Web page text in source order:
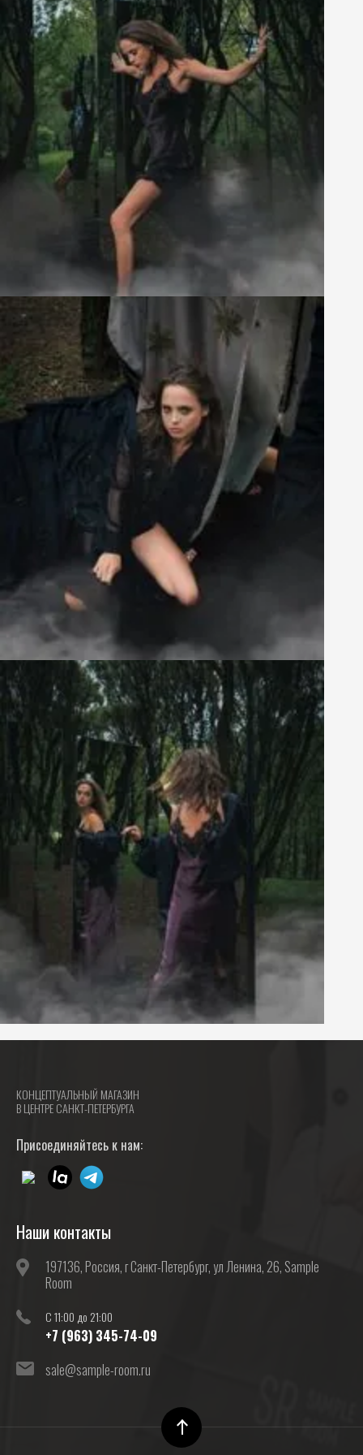
КОНЦЕПТУАЛЬНЫЙ МАГАЗИН
В ЦЕНТРЕ САНКТ-ПЕТЕРБУРГА
Присоединяйтесь к нам:
Наши контакты
197136, Россия, г Санкт-Петербург, ул Ленина, 26, Sample
Room
C 11:00 до 21:00
+7 (963) 345-74-09
sale@sample-room.ru